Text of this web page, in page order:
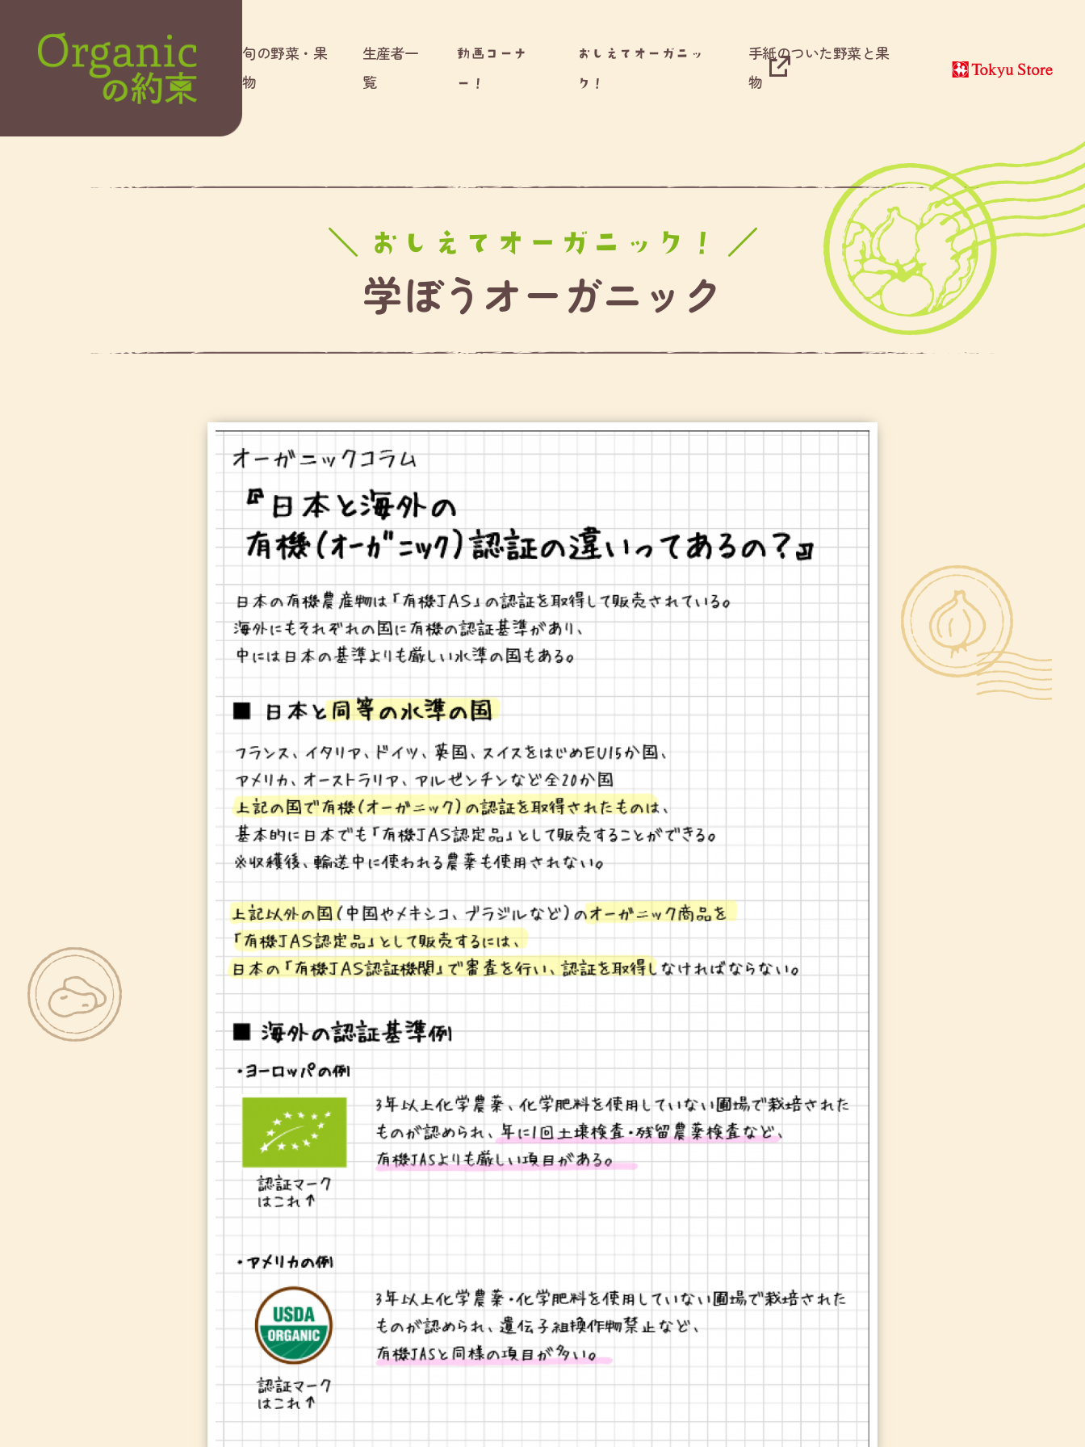
旬の野菜・果
物
生産者一
覧
動画コーナ
ー！
おしえてオーガニッ
ク！
手紙のついた野菜と果
物
＼ おしえてオーガニック！ ／
学ぼうオーガニック